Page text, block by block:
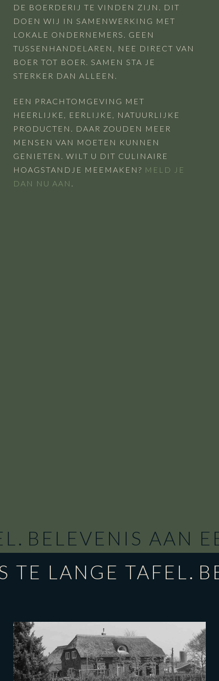
DE BOERDERIJ TE VINDEN ZIJN. DIT
DOEN WIJ IN SAMENWERKING MET
LOKALE ONDERNEMERS. GEEN
TUSSENHANDELAREN, NEE DIRECT VAN
BOER TOT BOER. SAMEN STA JE
STERKER DAN ALLEEN.
EEN PRACHTOMGEVING MET
HEERLIJKE, EERLIJKE, NATUURLIJKE
PRODUCTEN. DAAR ZOUDEN MEER
MENSEN VAN MOETEN KUNNEN
GENIETEN. WILT U DIT CULINAIRE
HOAGSTANDJE MEEMAKEN? MELD JE
DAN NU AAN
BELEVENIS
TAFEL.